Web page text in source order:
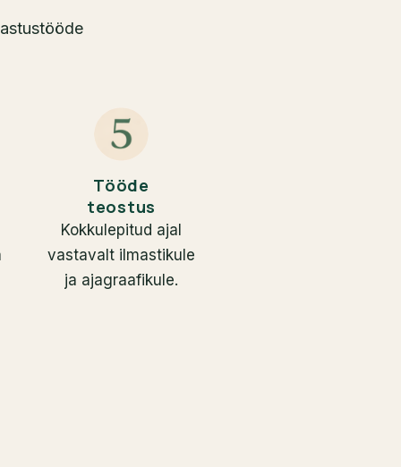
Tööde
teostus
Kokkulepitud ajal
vastavalt ilmastikule
ja ajagraafikule.